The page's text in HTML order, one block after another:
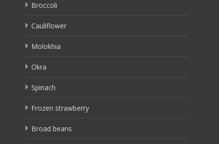
Broccoli
Cauliflower
Molokhia
Okra
Spinach
Frozen strawberry
Broad beans